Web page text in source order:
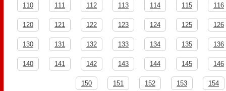
110 111 112 113 114 115 116
120 121 122 123 124 125 126
130 131 132 133 134 135 136
140 141 142 143 144 145 146
150 151 152 153 154